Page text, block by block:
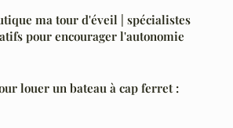
ma tour d'éveil | spécialistes
pour encourager l'autonomie
louer un bateau à cap ferret :